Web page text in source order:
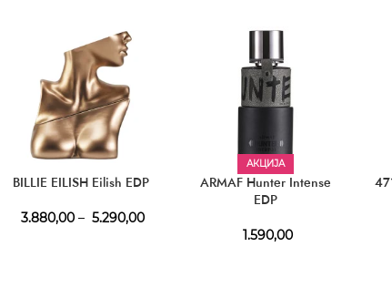
BILLIE EILISH Eilish EDP
3.880,00 – 5.290,00
АКЦИЈА
ARMAF Hunter Intense
EDP
1.590,00